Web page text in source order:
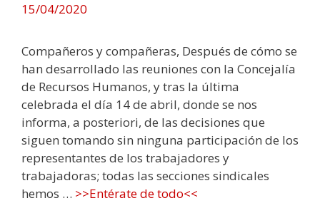
15/04/2020
Compañeros y compañeras, Después de cómo se
han desarrollado las reuniones con la Concejalía
de Recursos Humanos, y tras la última
celebrada el día 14 de abril, donde se nos
informa, a posteriori, de las decisiones que
siguen tomando sin ninguna participación de los
representantes de los trabajadores y
trabajadoras; todas las secciones sindicales
hemos … >>Entérate de todo<<